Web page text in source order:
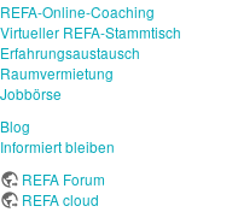
REFA-Online-Coaching
Virtueller REFA-Stammtisch
Erfahrungsaustausch
Raumvermietung
Jobbörse
Blog
Informiert bleiben
REFA Forum
REFA cloud